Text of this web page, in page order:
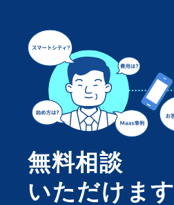
無料相談
いただけます